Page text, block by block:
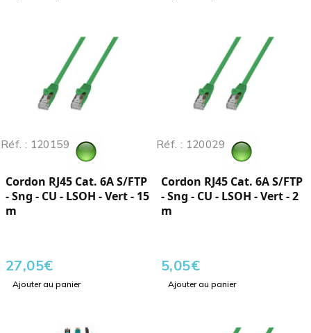
Réf. : 120159
Cordon RJ45 Cat. 6A S/FTP
- Sng - CU - LSOH - Vert - 15
m
27,05€
Ajouter au panier
Réf. : 120029
Cordon RJ45 Cat. 6A S/FTP
- Sng - CU - LSOH - Vert - 2
m
5,05€
Ajouter au panier